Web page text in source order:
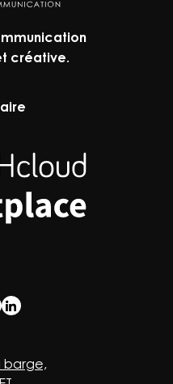
créative.
barge,